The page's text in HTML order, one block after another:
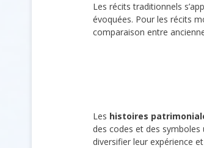
Les récits traditionnels
évoquées. Pour les récits
comparaison entre
Les histoires
des codes et des
diversifier leur expérience